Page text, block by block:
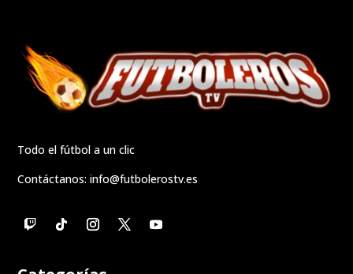
Todo el fútbol a un clic
Contáctanos:info@futbolerostv.es